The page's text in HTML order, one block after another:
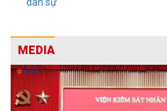
MEDIA